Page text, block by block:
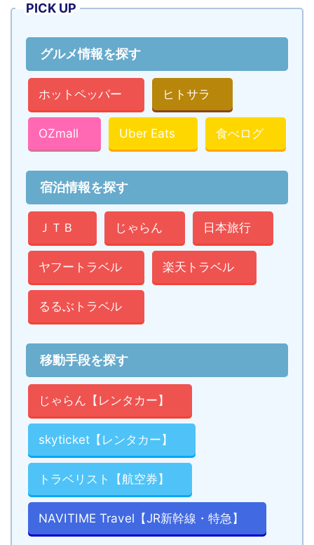
PICK UP
グルメ情報を探す
ホットペッパー ヒトサラ
OZmall Uber Eats 食べログ
宿泊情報を探す
ＪＴＢ じゃらん 日本旅行
ヤフートラベル 楽天トラベル
るるぶトラベル
移動手段を探す
じゃらん【レンタカー】
skyticket【レンタカー】
トラベリスト【航空券】
NAVITIME Travel【JR新幹線・特急】